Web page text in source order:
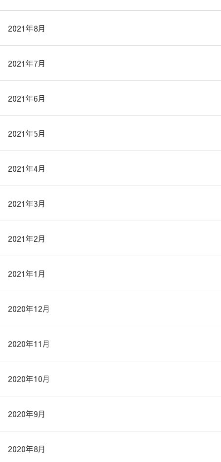
2021年8月
2021年7月
2021年6月
2021年5月
2021年4月
2021年3月
2021年2月
2021年1月
2020年12月
2020年11月
2020年10月
2020年9月
2020年8月